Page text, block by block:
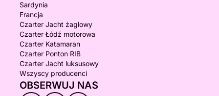
Sardynia
Francja
Czarter Jacht żaglowy
Czarter Łódź motorowa
Czarter Katamaran
Czarter Ponton RIB
Czarter Jacht luksusowy
Wszyscy producenci
OBSERWUJ NAS